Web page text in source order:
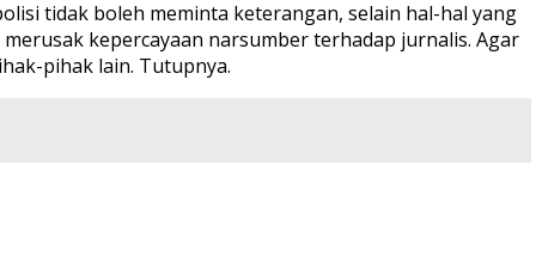
tidak boleh meminta keterangan, selain hal-hal yang
kepercayaan narsumber terhadap jurnalis. Agar
pihak lain. Tutupnya.